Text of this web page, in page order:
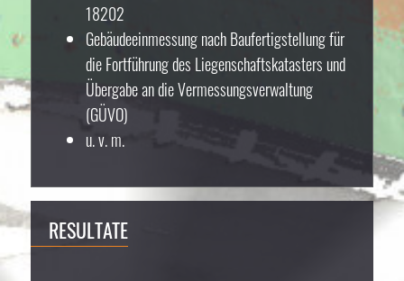
18202
Gebäudeeinmessung nach Baufertigstellung für
die Fortführung des Liegenschaftskatasters und
Übergabe an die Vermessungsverwaltung
(GÜVO)
u. v. m.
RESULTATE